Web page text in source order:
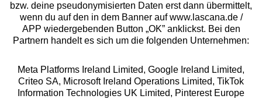
Rechtliches
Alle Preise inkl. MwSt., zzgl.
Versandkosten
** Bonität vorausgesetzt, berechtigt zur Bonitätsprüfung
bzw. deine pseudonymisierten Daten erst dann übermittelt,
wenn du auf den in dem Banner auf www.lascana.de /
APP wiedergebenden Button „OK” anklickst. Bei den
Partnern handelt es sich um die folgenden Unternehmen:
Meta Platforms Ireland Limited, Google Ireland Limited,
Criteo SA, Microsoft Ireland Operations Limited, TikTok
Information Technologies UK Limited, Pinterest Europe